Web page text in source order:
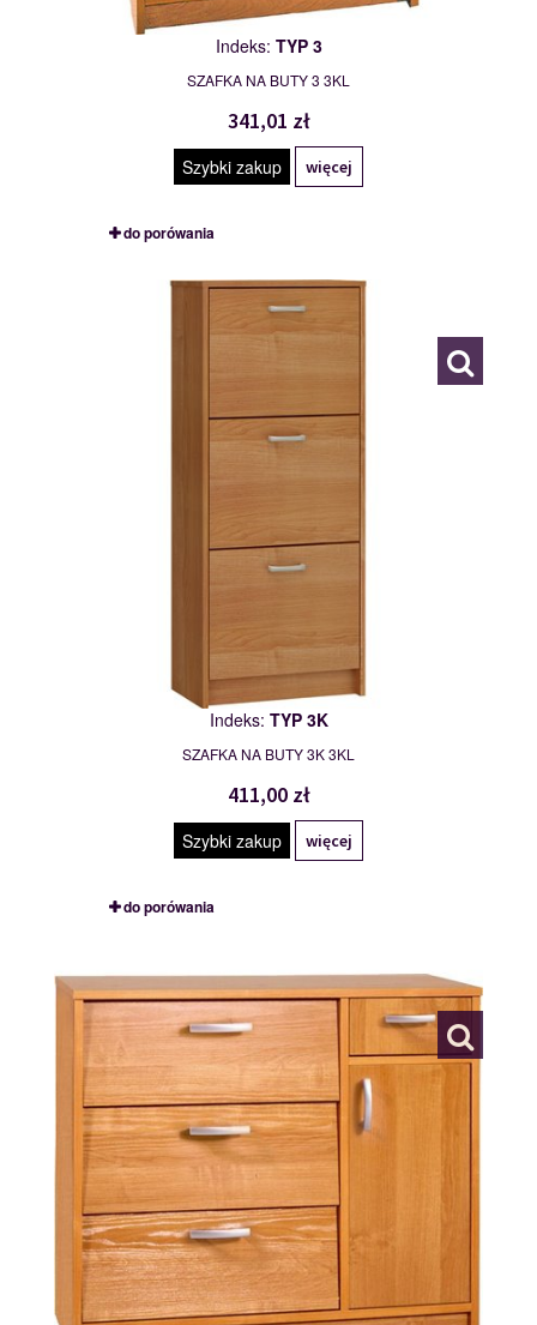
Indeks: TYP 3
SZAFKA NA BUTY 3 3KL
341,01 zł
Szybki zakup więcej
do porówania
TYP 3K
Indeks: TYP 3K
SZAFKA NA BUTY 3K 3KL
411,00 zł
Szybki zakup więcej
do porówania
111488